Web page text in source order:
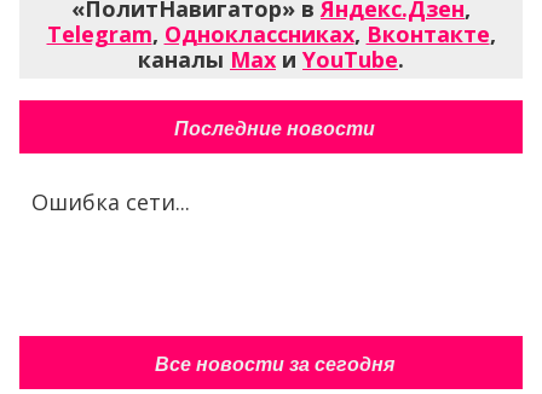
«ПолитНавигатор» вЯндекс.Дзен,
Telegram, Одноклассниках, Вконтакте,
каналы Max и YouTube.
Последние новости
Ошибка сети...
Все новости за сегодня